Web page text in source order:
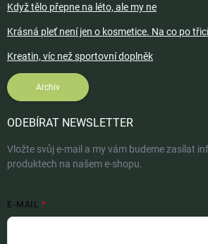
Když tělo přepne na léto, ale my ne
Krásná pleť není jen o kosmetice. Na co po
Kreatin, víc než sportovní doplněk
Archiv
ODEBÍRAT NEWSLETTER
Vložte svůj e-mail a my vám budeme zasílat
produktech na našem e-shopu.
E-MAIL